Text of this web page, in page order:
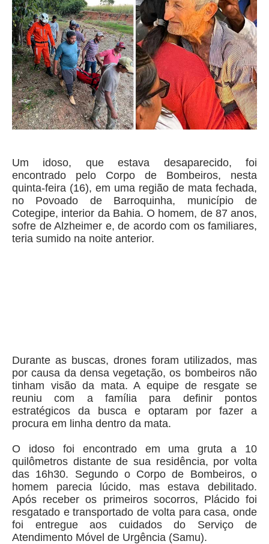
Um idoso, que estava desaparecido, foi
encontrado pelo Corpo de Bombeiros, nesta
quinta-feira (16), em uma região de mata fechada,
no Povoado de Barroquinha, município de
Cotegipe, interior da Bahia. O homem, de 87 anos,
sofre de Alzheimer e, de acordo com os familiares,
teria sumido na noite anterior.
Durante as buscas, drones foram utilizados, mas
por causa da densa vegetação, os bombeiros não
tinham visão da mata. A equipe de resgate se
reuniu com a família para definir pontos
estratégicos da busca e optaram por fazer a
procura em linha dentro da mata.
O idoso foi encontrado em uma gruta a 10
quilômetros distante de sua residência, por volta
das 16h30. Segundo o Corpo de Bombeiros, o
homem parecia lúcido, mas estava debilitado.
Após receber os primeiros socorros, Plácido foi
resgatado e transportado de volta para casa, onde
foi entregue aos cuidados do Serviço de
Atendimento Móvel de Urgência (Samu).